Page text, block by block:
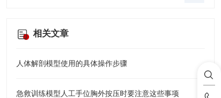
相关文章
人体解剖模型使用的具体操作步骤
急救训练模型人工手位胸外按压时要注意这些事项